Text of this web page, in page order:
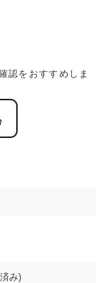
み)
認をおすすめしま